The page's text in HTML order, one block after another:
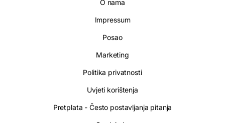
O nama
Impressum
Posao
Marketing
Politika privatnosti
Uvjeti korištenja
Pretplata - Često postavljanja pitanja